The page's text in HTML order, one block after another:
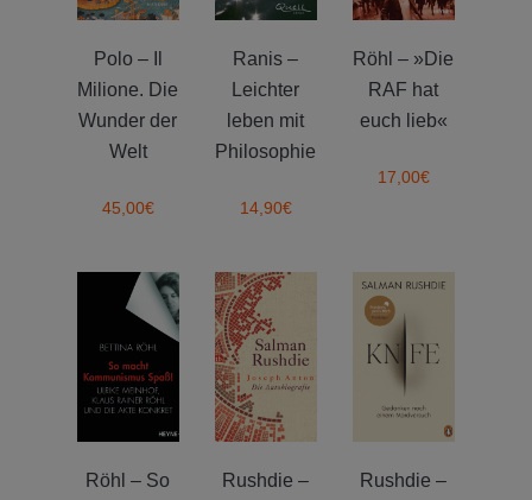
Polo – Il
Milione. Die
Wunder der
Welt
45,00€
Ranis –
Leichter
leben mit
Philosophie
14,90€
Röhl – »Die
RAF hat
euch lieb«
17,00€
Röhl – So
Rushdie –
Rushdie –